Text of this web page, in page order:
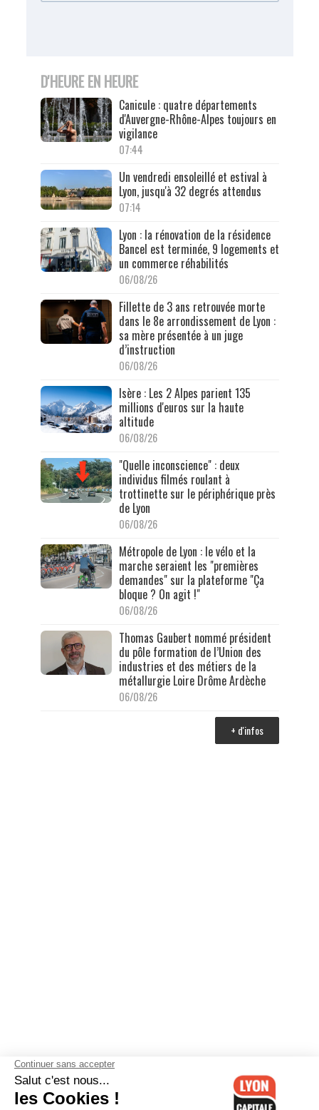
D'HEURE EN HEURE
Canicule : quatre départements
d'Auvergne-Rhône-Alpes toujours en
vigilance
07:44
Un vendredi ensoleillé et estival à
Lyon, jusqu'à 32 degrés attendus
07:14
Lyon : la rénovation de la résidence
Bancel est terminée, 9 logements et
un commerce réhabilités
06/08/26
Fillette de 3 ans retrouvée morte
dans le 8e arrondissement de Lyon :
sa mère présentée à un juge
d’instruction
06/08/26
Isère : Les 2 Alpes parient 135
millions d'euros sur la haute
altitude
06/08/26
"Quelle inconscience" : deux
individus filmés roulant à
trottinette sur le périphérique près
de Lyon
06/08/26
Métropole de Lyon : le vélo et la
marche seraient les "premières
demandes" sur la plateforme "Ça
bloque ? On agit !"
06/08/26
Thomas Gaubert nommé président
du pôle formation de l’Union des
industries et des métiers de la
métallurgie Loire Drôme Ardèche
06/08/26
+ d'infos